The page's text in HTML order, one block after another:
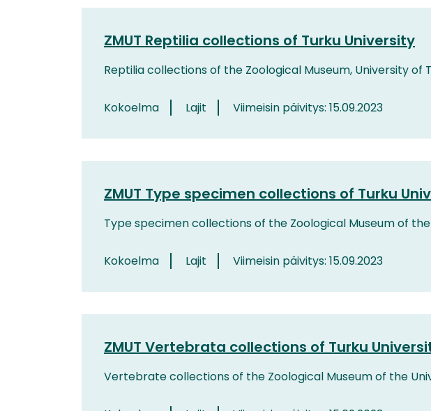
ZMUT Reptilia collections of Turku University
Reptilia collections of the Zoological Museum, University of
Kokoelma Lajit Viimeisin päivitys: 15.09.2023
ZMUT Type specimen collections of Turku
Type specimen collections of the Zoological Museum of
Kokoelma Lajit Viimeisin päivitys: 15.09.2023
ZMUT Vertebrata collections of Turku
Vertebrate collections of the Zoological Museum of the